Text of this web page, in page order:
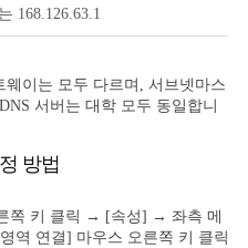
168.126.63.1
이는 모두 다르며, 서브넷마스
서버는 대학 모두 동일합니
방법
쪽 키 클릭 → [속성] → 좌측 메
역 연결] 마우스 오른쪽 키 클릭